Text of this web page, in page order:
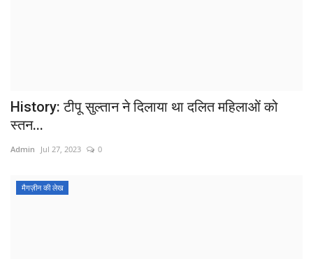
History: टीपू सुल्तान ने दिलाया था दलित महिलाओं को
स्तन...
Admin Jul 27, 2023 0
मैगज़ीन की लेख